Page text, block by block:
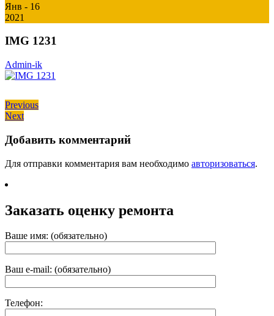
Янв - 16
2021
IMG 1231
Admin-ik
Навигация
по
записям
PreviousPrevious
NextNext
Добавить комментарий
Для отправки комментария вам необходимо авторизоваться.
Заказать оценку ремонта
Ваше имя: (обязательно)
Ваш e-mail: (обязательно)
Телефон: